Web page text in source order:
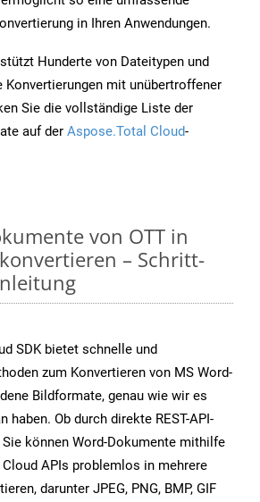
in Ihren Anwendungen.
Hunderte von Dateitypen und
mit unübertroffener
Sie die vollständige Liste der
auf der Aspose.Total Cloud-
von OTT in
– Schritt-
SDK bietet schnelle und
zum Konvertieren von MS Word-
Bildformate, genau wie wir es
haben. Ob durch direkte REST-API-
können Word-Dokumente mithilfe
APIs problemlos in mehrere
darunter JPEG, PNG, BMP, GIF